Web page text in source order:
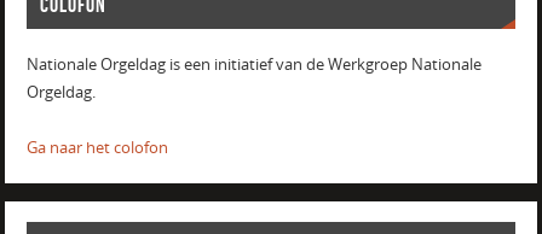
Nationale Orgeldag is een initiatief van de Werkgroep Nationale
Orgeldag.
Ga naar het colofon